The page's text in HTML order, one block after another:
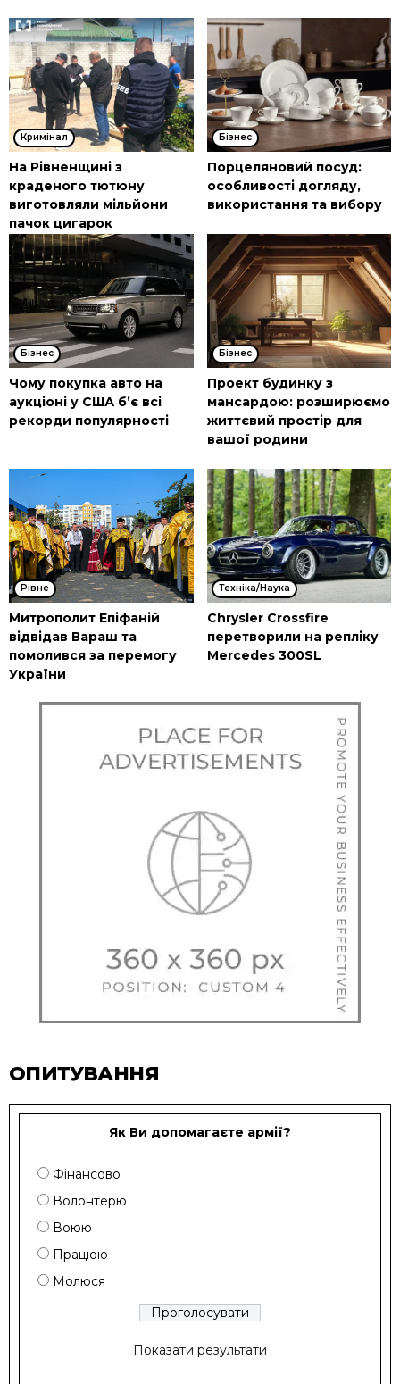
Кримінал
На Рівненщині з
краденого тютюну
виготовляли мільйони
пачок цигарок
Бізнес
Порцеляновий посуд:
особливості догляду,
використання та вибору
Бізнес
Чому покупка авто на
аукціоні у США б’є всі
рекорди популярності
Бізнес
Проект будинку з
мансардою: розширюємо
життєвий простір для
вашої родини
Рівне
Митрополит Епіфаній
відвідав Вараш та
помолився за перемогу
України
Техніка/Наука
Chrysler Crossfire
перетворили на репліку
Mercedes 300SL
ОПИТУВАННЯ
Як Ви допомагаєте армії?
Фінансово
Волонтерю
Воюю
Працюю
Молюся
Показати результати